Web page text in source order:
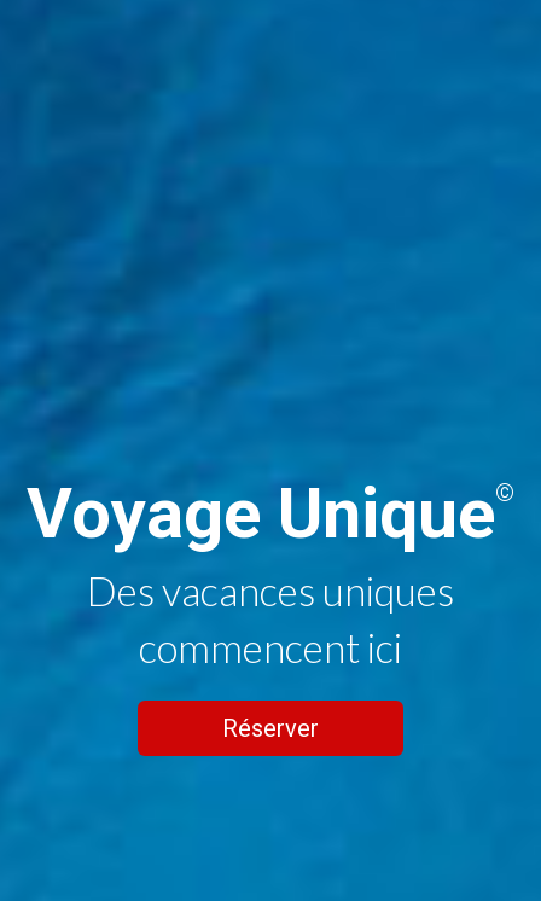
Voyage Unique©
Des vacances uniques
commencent ici
Réserver